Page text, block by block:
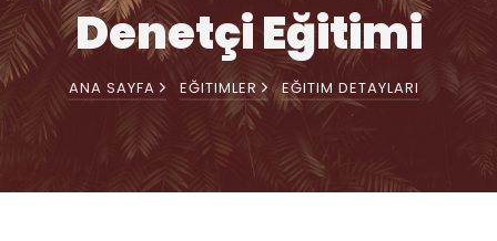
Denetçi Eğitimi
ANA SAYFA EĞITIMLER EĞITIM DETAYLARI